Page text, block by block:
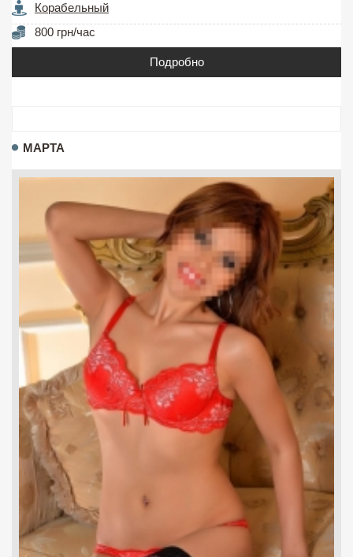
Корабельный
800 грн/час
Подробно
МАРТА